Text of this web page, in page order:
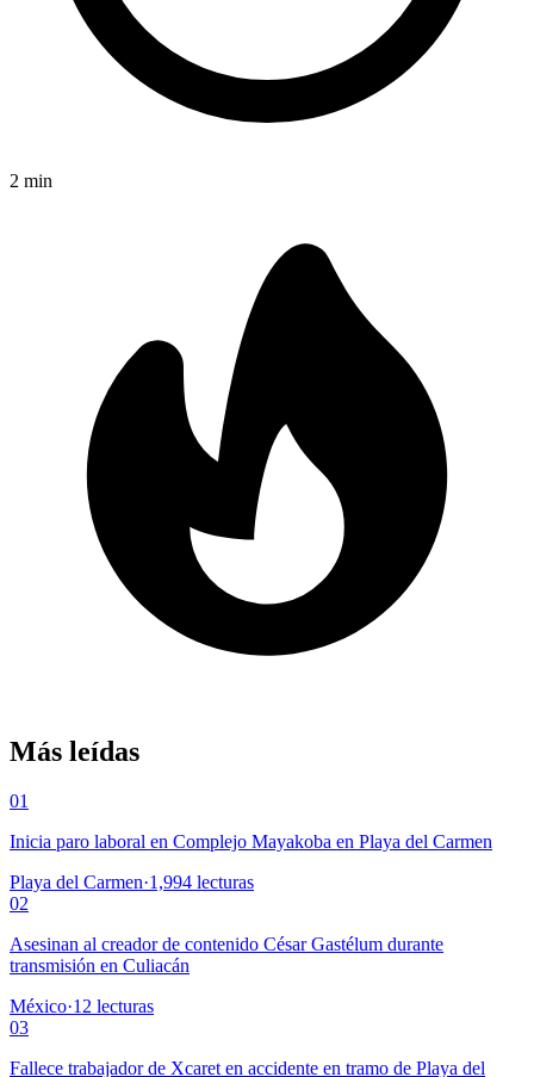
2 min
Más leídas
01
Inicia paro laboral en Complejo Mayakoba en Playa del Carmen
Playa del Carmen·1,994 lecturas
02
Asesinan al creador de contenido César Gastélum durante
transmisión en Culiacán
México·12 lecturas
03
Fallece trabajador de Xcaret en accidente en tramo de Playa del